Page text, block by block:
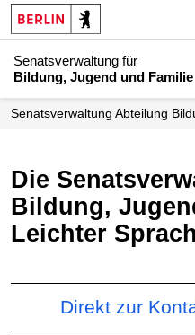
Senatsverwaltung für
Bildung, Jugend und Familie
Senats­verwaltung Abteilung
Die Senatsverwaltung für
Bildung,
Leichter
Direkt zur